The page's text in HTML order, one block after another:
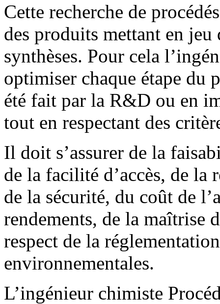
Cette recherche de
des produits mettant en jeu
synthèses. Pour cela
optimiser chaque étape du
été fait par la R&D ou en
tout en respectant des
Il doit s’assurer de la
de la facilité d’accès, de
de la sécurité, du coût de
rendements, de la maîtrise
respect de la
environnementales.
L’ingénieur chimiste